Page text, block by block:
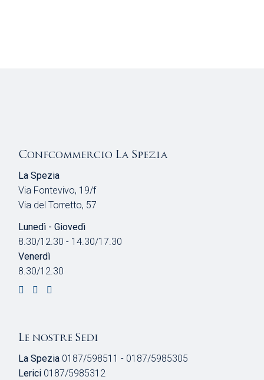
Confcommercio La Spezia
La Spezia
Via Fontevivo, 19/f
Via del Torretto, 57
Lunedì - Giovedì
8.30/12.30 - 14.30/17.30
Venerdì
8.30/12.30
Le nostre Sedi
La Spezia 0187/598511 - 0187/5985305
Lerici 0187/5985312